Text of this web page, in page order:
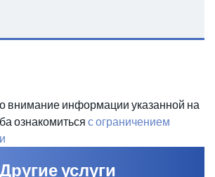
внимание информации указанной на
ознакомиться с ограничением
Другие услуги